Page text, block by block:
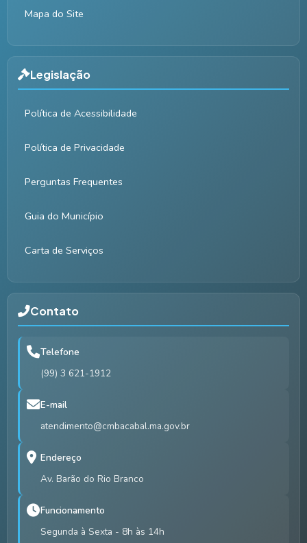
Mapa do Site
Legislação
Política de Acessibilidade
Política de Privacidade
Perguntas Frequentes
Guia do Município
Carta de Serviços
Contato
Telefone
(99) 3 621-1912
E-mail
atendimento@cmbacabal.ma.gov.br
Endereço
Av. Barão do Rio Branco
Funcionamento
Segunda à Sexta - 8h às 14h